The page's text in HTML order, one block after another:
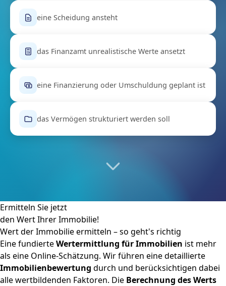
eine Scheidung ansteht
das Finanzamt unrealistische Werte ansetzt
eine Finanzierung oder Umschuldung geplant ist
das Vermögen strukturiert werden soll
Ermitteln Sie jetzt
den Wert Ihrer Immobilie!
Wert der Immobilie ermitteln – so geht's richtig
Eine fundierteWertermittlung für Immobilien ist mehr
als eine Online-Schätzung. Wir führen eine detaillierte
Immobilienbewertung durch und berücksichtigen dabei
alle wertbildenden Faktoren. Die Berechnung des Werts